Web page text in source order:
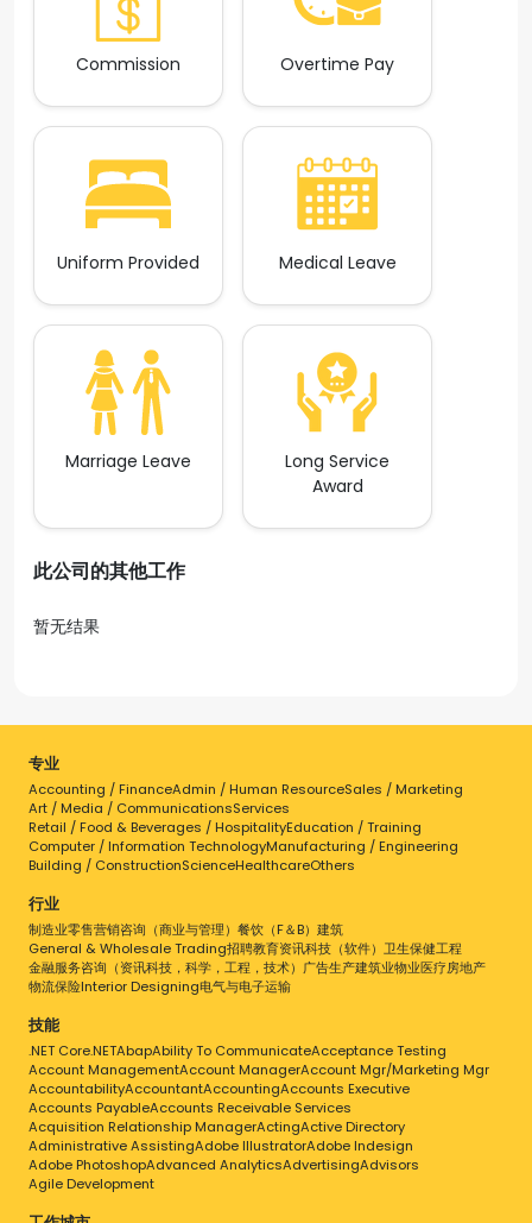
Commission Overtime Pay
Uniform Provided Medical Leave
Marriage Leave
Long Service
Award
此公司的其他工作
暂无结果
专业
Accounting / FinanceAdmin / Human ResourceSales / Marketing
Art / Media / CommunicationsServices
Retail / Food & Beverages / HospitalityEducation / Training
Computer / Information TechnologyManufacturing / Engineering
Building / ConstructionScienceHealthcareOthers
行业
制造业零售营销咨询（商业与管理） 餐饮（F＆B） 建筑
General & Wholesale Trading招聘教育资讯科技（软件） 卫生保健工程
金融服务咨询（资讯科技，科学，工程，技术） 广告生产建筑业物业医疗房地产
物流保险Interior Designing电气与电子运输
技能
.NET Core.NETAbapAbility To CommunicateAcceptance Testing
Account ManagementAccount ManagerAccount Mgr/Marketing Mgr
AccountabilityAccountantAccountingAccounts Executive
Accounts PayableAccounts Receivable Services
Acquisition Relationship ManagerActingActive Directory
Administrative AssistingAdobe IllustratorAdobe Indesign
Adobe PhotoshopAdvanced AnalyticsAdvertisingAdvisors
Agile Development